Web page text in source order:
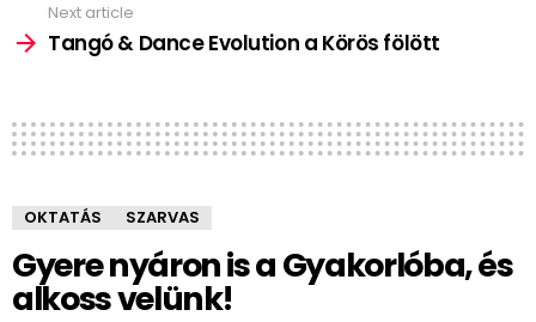
Next article
Tangó & Dance Evolution a Körös fölött
OKTATÁS SZARVAS
Gyere nyáron is a Gyakorlóba, és
alkoss velünk!